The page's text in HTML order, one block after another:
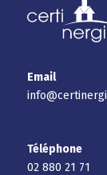
Email
Téléphone
02 880 21 71